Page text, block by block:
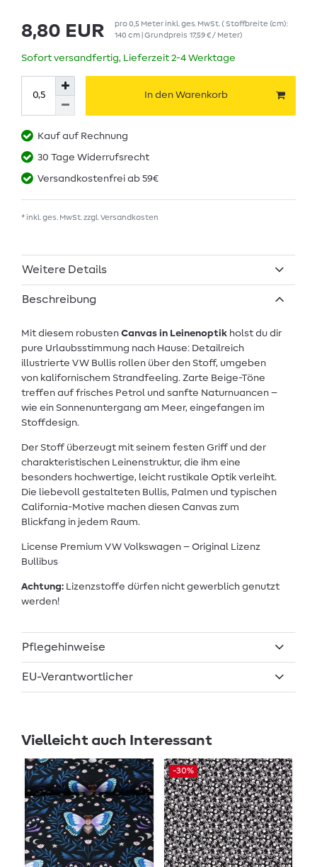
8,80 EUR pro0,5 Meterinkl. ges. MwSt. ( Stoffbreite (cm):
140 cm | Grundpreis 17,59 € / Meter)
Sofort versandfertig, Lieferzeit 2-4 Werktage
In den Warenkorb
Kauf auf Rechnung
30 Tage Widerrufsrecht
Versandkostenfrei ab 59€
* inkl. ges. MwSt. zzgl. Versandkosten
Weitere Details
Beschreibung
Mit diesem robusten Canvas in Leinenoptik holst du dir
pure Urlaubsstimmung nach Hause: Detailreich
illustrierte VW Bullis rollen über den Stoff, umgeben
von kalifornischem Strandfeeling. Zarte Beige-Töne
treffen auf frisches Petrol und sanfte Naturnuancen –
wie ein Sonnenuntergang am Meer, eingefangen im
Stoffdesign.
Der Stoff überzeugt mit seinem festen Griff und der
charakteristischen Leinenstruktur, die ihm eine
besonders hochwertige, leicht rustikale Optik verleiht.
Die liebevoll gestalteten Bullis, Palmen und typischen
California-Motive machen diesen Canvas zum
Blickfang in jedem Raum.
License Premium VW Volkswagen – Original Lizenz
Bullibus
Achtung: Lizenzstoffe dürfen nicht gewerblich genutzt
werden!
Pflegehinweise
EU-Verantwortlicher
Vielleicht auch Interessant
-30%